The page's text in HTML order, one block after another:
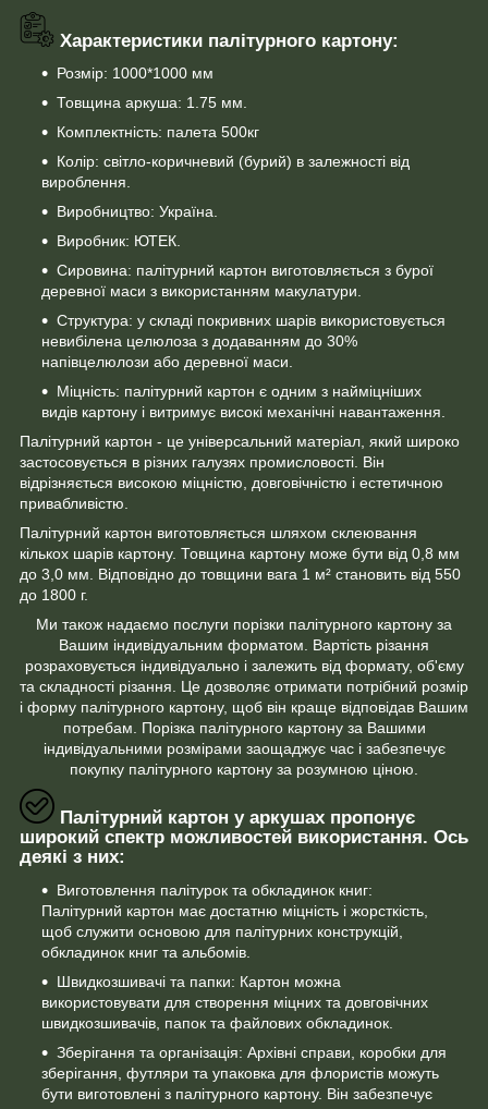
Характеристики палітурного картону:
Розмір: 1000*1000 мм
Товщина аркуша: 1.75 мм.
Комплектність: палета 500кг
Колір: світло-коричневий (бурий) в залежності від
вироблення.
Виробництво: Україна.
Виробник: ЮТЕК.
Сировина: палітурний картон виготовляється з бурої
деревної маси з використанням макулатури.
Структура: у складі покривних шарів використовується
невибілена целюлоза з додаванням до 30%
напівцелюлози або деревної маси.
Міцність: палітурний картон є одним з найміцніших
видів картону і витримує високі механічні навантаження.
Палітурний картон - це універсальний матеріал, який широко
застосовується в різних галузях промисловості. Він
відрізняється високою міцністю, довговічністю і естетичною
привабливістю.
Палітурний картон виготовляється шляхом склеювання
кількох шарів картону. Товщина картону може бути від 0,8 мм
до 3,0 мм. Відповідно до товщини вага 1 м² становить від 550
до 1800 г.
Ми також надаємо послуги порізки палітурного картону за
Вашим індивідуальним форматом. Вартість різання
розраховується індивідуально і залежить від формату, об'єму
та складності різання. Це дозволяє отримати потрібний розмір
і форму палітурного картону, щоб він краще відповідав Вашим
потребам. Порізка палітурного картону за Вашими
індивідуальними розмірами заощаджує час і забезпечує
покупку палітурного картону за розумною ціною.
Палітурний картон у аркушах пропонує
широкий спектр можливостей використання. Ось
деякі з них:
Виготовлення палітурок та обкладинок книг:
Палітурний картон має достатню міцність і жорсткість,
щоб служити основою для палітурних конструкцій,
обкладинок книг та альбомів.
Швидкозшивачі та папки: Картон можна
використовувати для створення міцних та довговічних
швидкозшивачів, папок та файлових обкладинок.
Зберігання та організація: Архівні справи, коробки для
зберігання, футляри та упаковка для флористів можуть
бути виготовлені з палітурного картону. Він забезпечує